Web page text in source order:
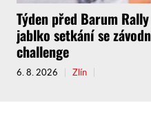
Týden před Barum
jablko setkání se
challenge
6. 8. 2026 Zlín